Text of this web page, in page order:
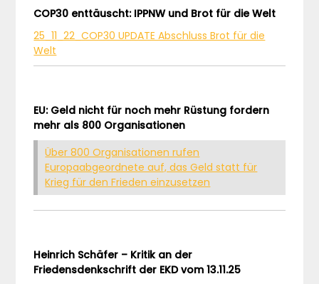
COP30 enttäuscht: IPPNW und Brot für die Welt
25_11_22_COP30 UPDATE Abschluss Brot für die
Welt
EU: Geld nicht für noch mehr Rüstung fordern
mehr als 800 Organisationen
Über 800 Organisationen rufen
Europaabgeordnete auf, das Geld statt für
Krieg für den Frieden einzusetzen
Heinrich Schäfer – Kritik an der
Friedensdenkschrift der EKD vom 13.11.25